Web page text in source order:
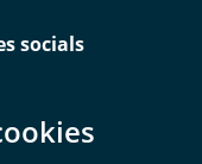
socials